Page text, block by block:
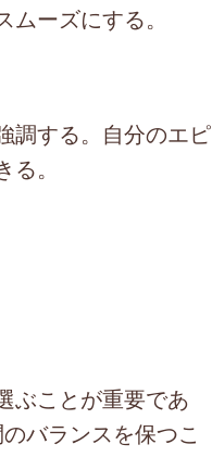
ーズにする。
調する。自分のエピ
。
ぶことが重要であ
バランスを保つこ